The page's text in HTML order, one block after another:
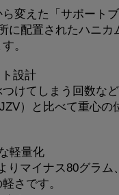
変えた「サポートブ
に配置されたハニ
。
設計
けてしまう回数な
）と比べて重心
軽量化
りマイナス80グラ
さです。